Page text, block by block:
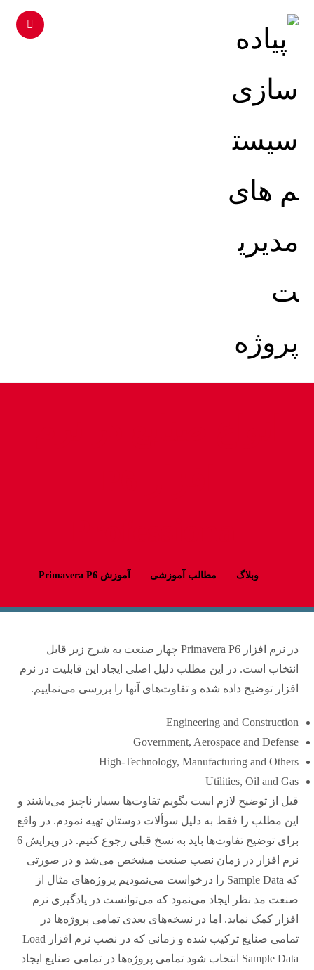
وبلاگ مطالب آموزشی آموزش Primavera P6
در نرم افزار Primavera P6 چهار صنعت به شرح زیر قابل
انتخاب است. در این مطلب دلیل اصلی ایجاد این قابلیت در نرم
افزار توضیح داده شده و تفاوت‌های آنها را بررسی می‌نماییم.
Engineering and Construction
Government, Aerospace and Defense
High-Technology, Manufacturing and Others
Utilities, Oil and Gas
قبل از توضیح لازم است بگویم تفاوت‌ها بسیار ناچیز می‌باشند و
این مطلب را فقط به دلیل سوألات دوستان تهیه نمودم. در واقع
برای توضیح تفاوت‌ها باید به نسخ قبلی رجوع کنیم. در ویرایش 6
نرم افزار در زمان نصب صنعت مشخص می‌شد و در صورتی
که Sample Data را درخواست می‌نمودیم پروژه‌های مثال از
صنعت مد نظر ایجاد می‌نمود که می‌توانست در یادگیری نرم
افزار کمک نماید. اما در نسخه‌های بعدی تمامی پروژه‌ها در
تمامی صنایع ترکیب شده و زمانی که در نصب نرم افزار Load
Sample Data انتخاب شود تمامی پروژه‌ها در تمامی صنایع ایجاد